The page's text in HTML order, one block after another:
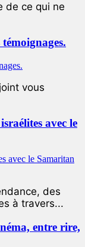
de ce qui ne
vous
avec le
des
à travers...
entre rire,